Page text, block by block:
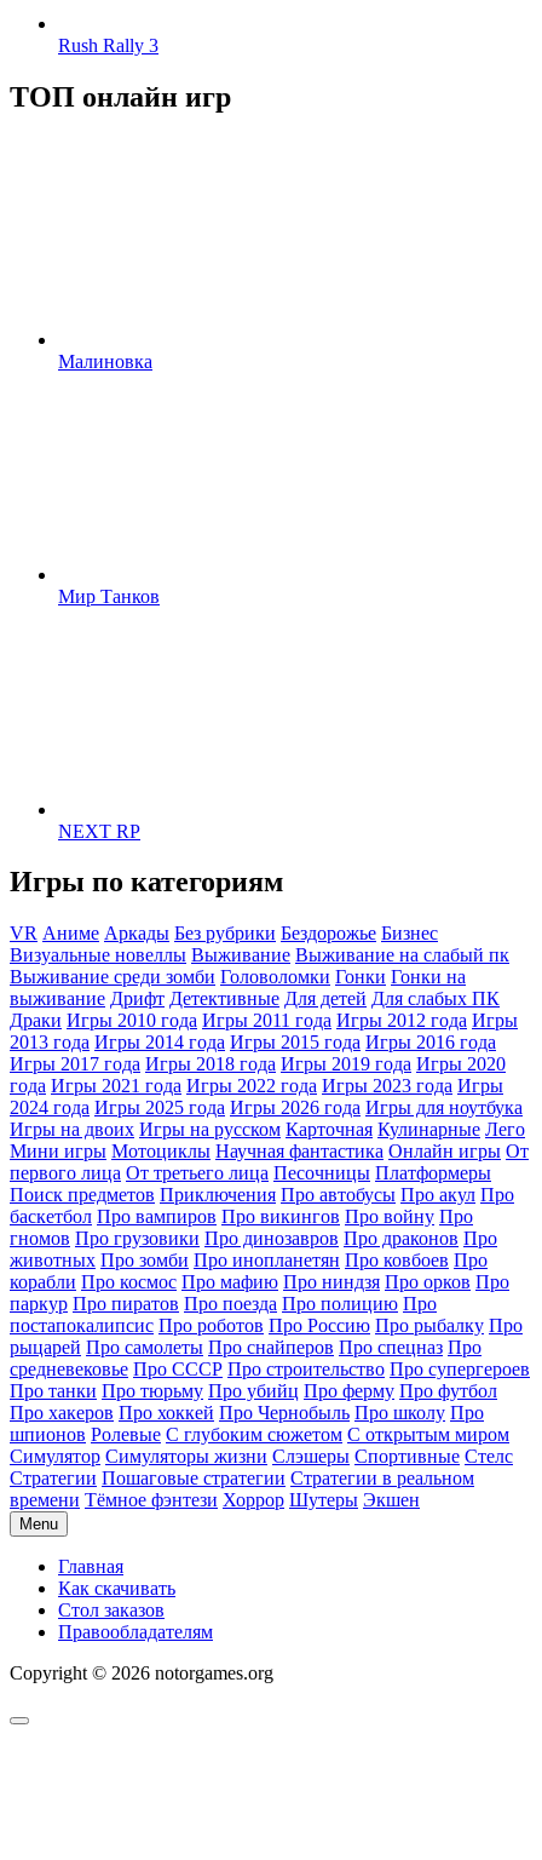
Rush Rally 3
ТОП онлайн игр
Малиновка
Мир Танков
NEXT RP
Игры по категориям
VR Аниме Аркады Без рубрики Бездорожье Бизнес
Визуальные новеллы Выживание Выживание на слабый пк
Выживание среди зомби Головоломки Гонки Гонки на
выживание Дрифт Детективные Для детей Для слабых ПК
Драки Игры 2010 года Игры 2011 года Игры 2012 года Игры
2013 года Игры 2014 года Игры 2015 года Игры 2016 года
Игры 2017 года Игры 2018 года Игры 2019 года Игры 2020
года Игры 2021 года Игры 2022 года Игры 2023 года Игры
2024 года Игры 2025 года Игры 2026 года Игры для ноутбука
Игры на двоих Игры на русском Карточная Кулинарные Лего
Мини игры Мотоциклы Научная фантастика Онлайн игры От
первого лица От третьего лица Песочницы Платформеры
Поиск предметов Приключения Про автобусы Про акул Про
баскетбол Про вампиров Про викингов Про войну Про
гномов Про грузовики Про динозавров Про драконов Про
животных Про зомби Про инопланетян Про ковбоев Про
корабли Про космос Про мафию Про ниндзя Про орков Про
паркур Про пиратов Про поезда Про полицию Про
постапокалипсис Про роботов Про Россию Про рыбалку Про
рыцарей Про самолеты Про снайперов Про спецназ Про
средневековье Про СССР Про строительство Про супергероев
Про танки Про тюрьму Про убийц Про ферму Про футбол
Про хакеров Про хоккей Про Чернобыль Про школу Про
шпионов Ролевые С глубоким сюжетом С открытым миром
Симулятор Симуляторы жизни Слэшеры Спортивные Стелс
Стратегии Пошаговые стратегии Стратегии в реальном
времени Тёмное фэнтези Хоррор Шутеры Экшен
Menu
Главная
Как скачивать
Стол заказов
Правообладателям
Copyright © 2026 notorgames.org
Scroll